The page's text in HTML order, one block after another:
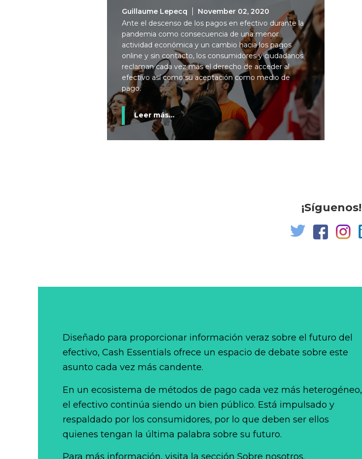
Guillaume Lepecq
November 02, 2020
Ante el descenso de los pagos en efectivo durante la
pandemia como consecuencia de una menor
actividad económica y un cambio hacia los pagos
online y sin contacto, los consumidores y ciudadanos
reclaman cada vez más el derecho de acceder al
efectivo así como su aceptación como medio de
pago.
Leer más...
¡Síguenos!
Diseñado para proporcionar información veraz sobre el futuro del
efectivo, Cash Essentials ofrece un espacio de debate sobre este
asunto cada vez más candente.
En un ecosistema de métodos de pago cada vez más heterogéneo,
el efectivo continúa siendo un bien público. Está impulsado y
respaldado por los consumidores, por lo que deben ser ellos
quienes tengan la última palabra sobre su futuro.
Para más información, visita la sección Sobre nosotros.